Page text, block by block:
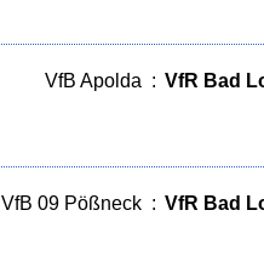
VfB Apolda : VfR Bad
VfB 09 Pößneck : VfR Bad